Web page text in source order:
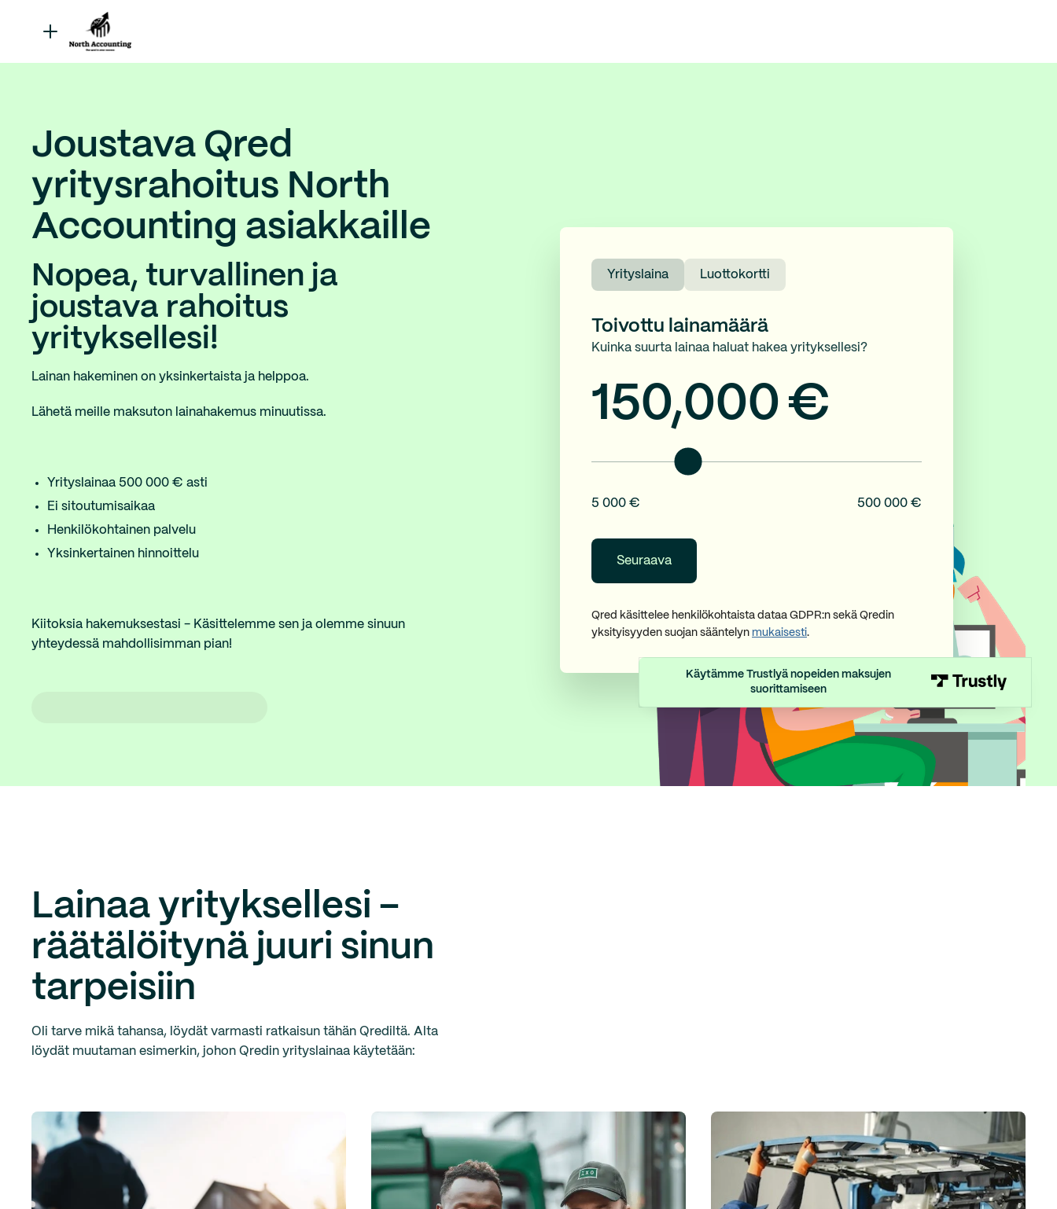
Joustava Qred
yritysrahoitus North
Accounting asiakkaille
Nopea, turvallinen ja
joustava rahoitus
yrityksellesi!
Lainan hakeminen on yksinkertaista ja helppoa.
Lähetä meille maksuton lainahakemus minuutissa.
Yrityslainaa 500 000 € asti
Ei sitoutumisaikaa
Henkilökohtainen palvelu
Yksinkertainen hinnoittelu
Kiitoksia hakemuksestasi - Käsittelemme sen ja olemme sinuun
yhteydessä mahdollisimman pian!
Yrityslaina Luottokortti
Toivottu lainamäärä
Kuinka suurta lainaa haluat hakea yrityksellesi?
150,000 €
5 000 € 500 000 €
Qred käsittelee henkilökohtaista dataa GDPR:n sekä Qredin
yksityisyyden suojan sääntelyn mukaisesti.
Käytämme Trustlyä nopeiden maksujen
suorittamiseen
Lainaa yrityksellesi –
räätälöitynä juuri sinun
tarpeisiin
Oli tarve mikä tahansa, löydät varmasti ratkaisun tähän Qrediltä. Alta
löydät muutaman esimerkin, johon Qredin yrityslainaa käytetään: